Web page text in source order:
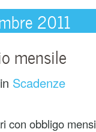
2011
mensile
in Scadenze
con obbligo